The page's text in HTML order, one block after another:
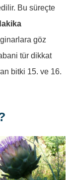
Bu süreçte
göz
tür dikkat
bitki 15. ve 16.